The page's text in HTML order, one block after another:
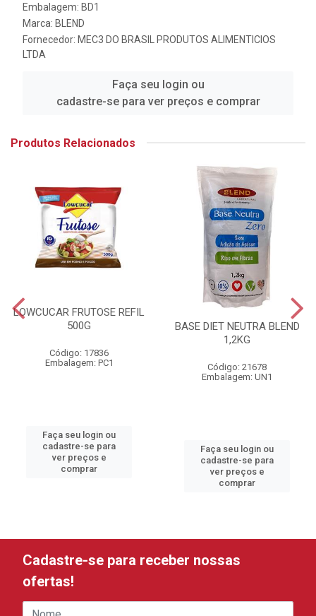
Embalagem: BD1
Marca: BLEND
Fornecedor: MEC3 DO BRASIL PRODUTOS ALIMENTICIOS
LTDA
Faça seu login ou
cadastre-se para ver preços e comprar
Produtos Relacionados
LOWCUCAR FRUTOSE REFIL
500G
Código: 17836
Embalagem: PC1
Faça seu login ou
cadastre-se para
ver preços e
comprar
BASE DIET NEUTRA BLEND
1,2KG
Código: 21678
Embalagem: UN1
Faça seu login ou
cadastre-se para
ver preços e
comprar
Cadastre-se para receber nossas
ofertas!